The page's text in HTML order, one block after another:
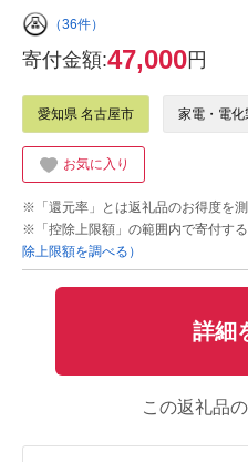
（36件）
寄付金額:47,000円
愛知県 名古屋市 家電・電化
お気に入り
※「還元率」とは返礼品のお得度を
※「控除上限額」の範囲内で寄付す
除上限額を調べる）
詳細
この返礼品